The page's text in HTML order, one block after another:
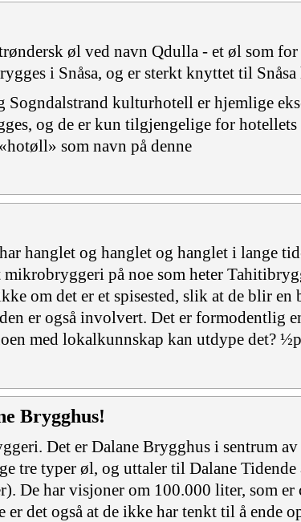
øl ved navn Qdulla - et øl som
i Snåsa, og er sterkt knyttet til
kulturhotell er hjemlige
og de er kun tilgjengelige for hotellets
som navn på denne
hanglet og hanglet og hanglet i lange
på noe som heter
om det er et spisested, slik at de blir en
er også involvert. Det er formodentlig
med lokalkunnskap kan utdype det? ½p
Brygghus!
Det er Dalane Brygghus i sentrum av
tre typer øl, og uttaler til Dalane
De har visjoner om 100.000 liter, som er
det også at de ikke har tenkt til å ende